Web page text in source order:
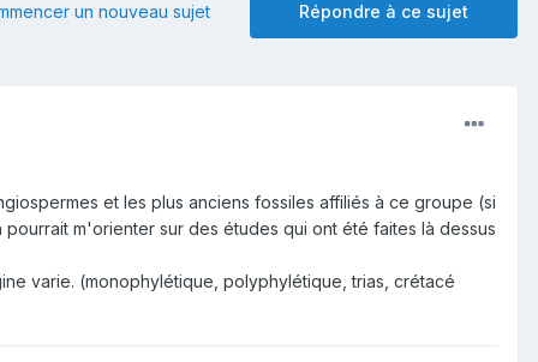
Répondre à ce sujet
un nouveau sujet
et les plus anciens fossiles affiliés à ce groupe (si
m'orienter sur des études qui ont été faites là dessus
varie. (monophylétique, polyphylétique, trias, crétacé